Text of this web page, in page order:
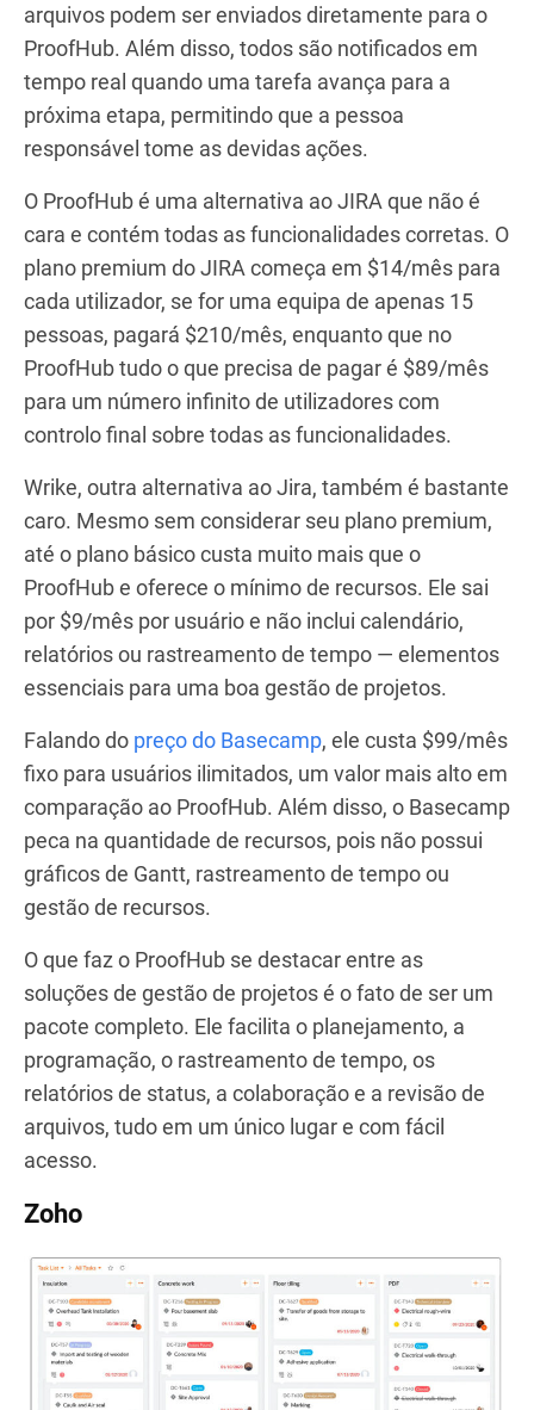
arquivos podem ser enviados diretamente para o
ProofHub. Além disso, todos são notificados em
tempo real quando uma tarefa avança para a
próxima etapa, permitindo que a pessoa
responsável tome as devidas ações.
O ProofHub é uma alternativa ao JIRA que não é
cara e contém todas as funcionalidades corretas. O
plano premium do JIRA começa em $14/mês para
cada utilizador, se for uma equipa de apenas 15
pessoas, pagará $210/mês, enquanto que no
ProofHub tudo o que precisa de pagar é $89/mês
para um número infinito de utilizadores com
controlo final sobre todas as funcionalidades.
Wrike, outra alternativa ao Jira, também é bastante
caro. Mesmo sem considerar seu plano premium,
até o plano básico custa muito mais que o
ProofHub e oferece o mínimo de recursos. Ele sai
por $9/mês por usuário e não inclui calendário,
relatórios ou rastreamento de tempo — elementos
essenciais para uma boa gestão de projetos.
Falando do preço do Basecamp, ele custa $99/mês
fixo para usuários ilimitados, um valor mais alto em
comparação ao ProofHub. Além disso, o Basecamp
peca na quantidade de recursos, pois não possui
gráficos de Gantt, rastreamento de tempo ou
gestão de recursos.
O que faz o ProofHub se destacar entre as
soluções de gestão de projetos é o fato de ser um
pacote completo. Ele facilita o planejamento, a
programação, o rastreamento de tempo, os
relatórios de status, a colaboração e a revisão de
arquivos, tudo em um único lugar e com fácil
acesso.
Zoho